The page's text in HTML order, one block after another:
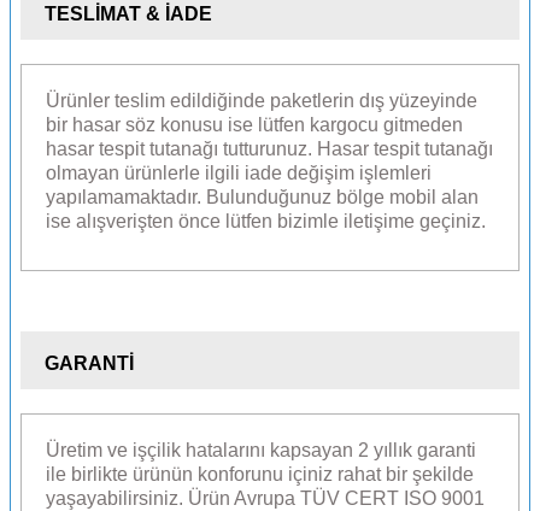
TESLİMAT & İADE
Ürünler teslim edildiğinde paketlerin dış yüzeyinde
bir hasar söz konusu ise lütfen kargocu gitmeden
hasar tespit tutanağı tutturunuz. Hasar tespit tutanağı
olmayan ürünlerle ilgili iade değişim işlemleri
yapılamamaktadır. Bulunduğunuz bölge mobil alan
ise alışverişten önce lütfen bizimle iletişime geçiniz.
GARANTİ
Üretim ve işçilik hatalarını kapsayan 2 yıllık garanti
ile birlikte ürünün konforunu içiniz rahat bir şekilde
yaşayabilirsiniz. Ürün Avrupa TÜV CERT ISO 9001